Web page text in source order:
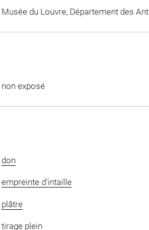
Musée du Louvre, Département des
non exposé
don
empreinte d'intaille
plâtre
tirage plein